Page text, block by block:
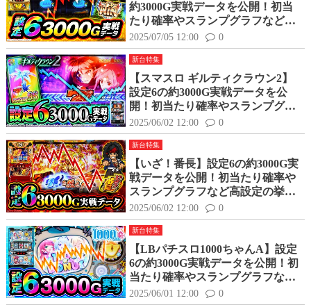
約3000G実戦データを公開！初当
たり確率やスランプグラフなど高
設定の挙動はどんな感じ？
2025/07/05 12:00 0
新台特集
【スマスロ ギルティクラウン2】
設定6の約3000G実戦データを公
開！初当たり確率やスランプグラ
フなど高設定の挙動はどんな感
じ？
2025/06/02 12:00 0
新台特集
【いざ！番長】設定6の約3000G実
戦データを公開！初当たり確率や
スランプグラフなど高設定の挙動
はどんな感じ？
2025/06/02 12:00 0
新台特集
【LBパチスロ1000ちゃんA】設定
6の約3000G実戦データを公開！初
当たり確率やスランプグラフなど
高設定の挙動はどんな感じ？
2025/06/01 12:00 0